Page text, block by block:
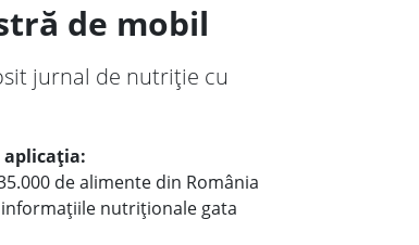
de mobil
jurnal de nutriție cu
aplicația:
de alimente din România
informațiile nutriționale gata